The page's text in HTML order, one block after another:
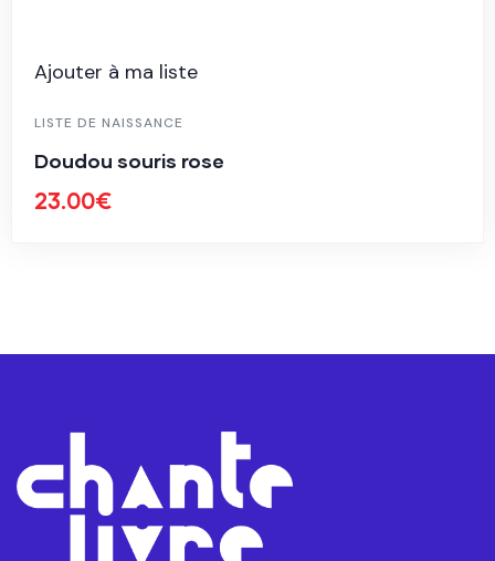
Ajouter à ma liste
LISTE DE NAISSANCE
Doudou souris rose
23.00€